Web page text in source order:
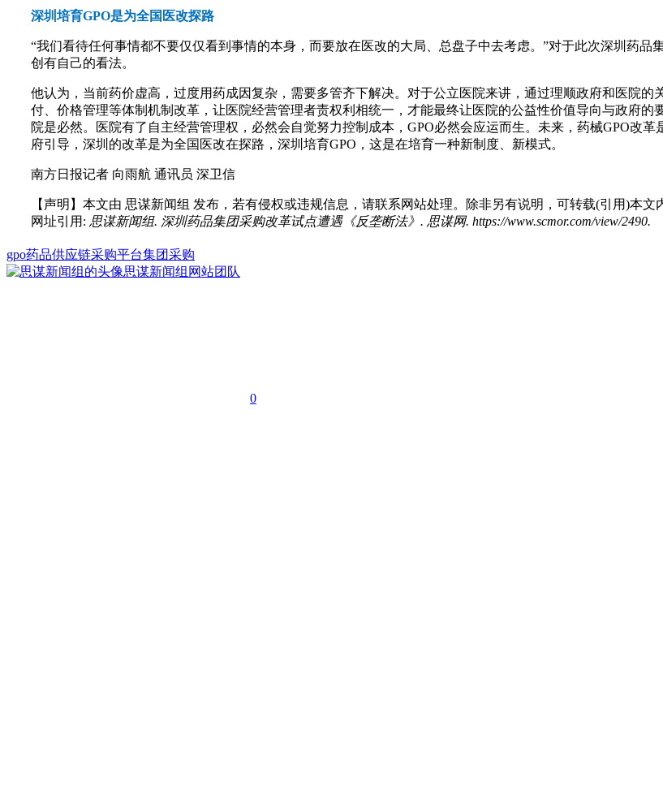
深圳培育GPO是为全国医改探路
“我们看待任何事情都不要仅仅看到事情的本身，而要放在医改的大局、总盘子中去考虑。”对于此次深圳药
创有自己的看法。
他认为，当前药价虚高，过度用药成因复杂，需要多管齐下解决。对于公立医院来讲，通过理顺政府和医院
付、价格管理等体制机制改革，让医院经营管理者责权利相统一，才能最终让医院的公益性价值导向与政府
院是必然。医院有了自主经营管理权，必然会自觉努力控制成本，GPO必然会应运而生。未来，药械GPO改
府引导，深圳的改革是为全国医改在探路，深圳培育GPO，这是在培育一种新制度、新模式。
南方日报记者 向雨航 通讯员 深卫信
【声明】本文由 思谋新闻组 发布，若有侵权或违规信息，请联系网站处理。除非另有说明，可转载(引用)本
网址引用: 思谋新闻组. 深圳药品集团采购改革试点遭遇《反垄断法》. 思谋网. https://www.scmor.com/view/2490.
gpo药品供应链采购平台集团采购
思谋新闻组 网站团队
0